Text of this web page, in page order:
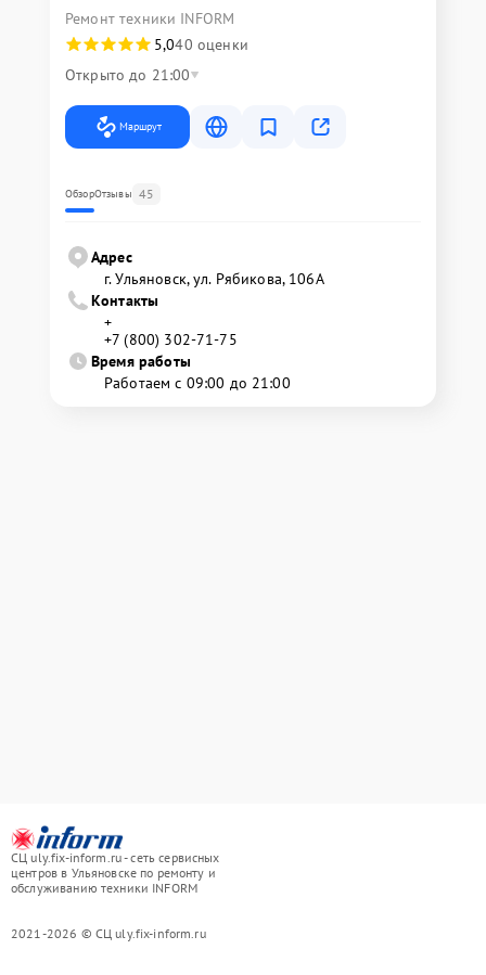
Ремонт техники INFORM
5,040 оценки
Открыто до 21:00
Маршрут
ОбзорОтзывы 45
Адрес
г. Ульяновск, ул. Рябикова, 106А
Контакты
+
+7 (800) 302-71-75
Время работы
Работаем с 09:00 до 21:00
СЦ uly.fix-inform.ru - сеть сервисных
центров в Ульяновске по ремонту и
обслуживанию техники INFORM
2021-2026 © СЦ uly.fix-inform.ru